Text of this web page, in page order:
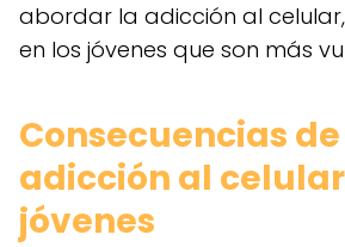
abordar la adicción al
en los jóvenes que son más
Consecuencias
adicción al
jóvenes